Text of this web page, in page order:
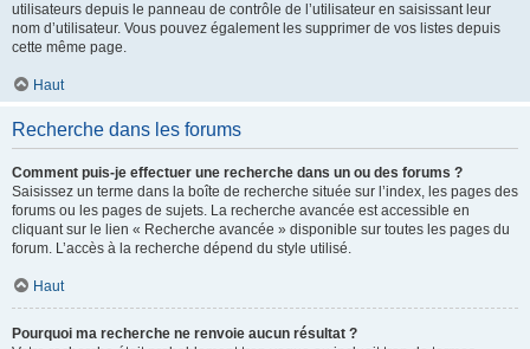
utilisateurs depuis le panneau de contrôle de l’utilisateur en saisissant leur
nom d’utilisateur. Vous pouvez également les supprimer de vos listes depuis
cette même page.
Haut
Recherche dans les forums
Comment puis-je effectuer une recherche dans un ou des forums ?
Saisissez un terme dans la boîte de recherche située sur l’index, les pages des
forums ou les pages de sujets. La recherche avancée est accessible en
cliquant sur le lien « Recherche avancée » disponible sur toutes les pages du
forum. L’accès à la recherche dépend du style utilisé.
Haut
Pourquoi ma recherche ne renvoie aucun résultat ?